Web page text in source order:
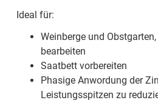
Ideal für:
Weinberge und
bearbeiten
Saatbett vorbereiten
Phasige Anwordung der
Leistungsspitzen zu